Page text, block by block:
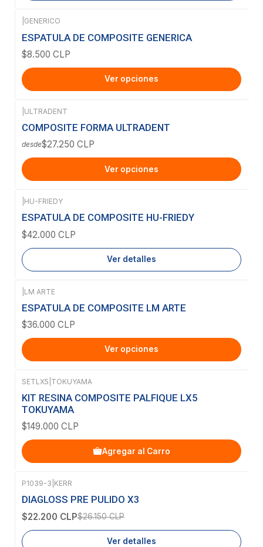
GENERICO
ESPATULA DE COMPOSITE GENERICA
$8.500 CLP
Ver opciones
ULTRADENT
COMPOSITE FORMA ULTRADENT
desde$27.250 CLP
Ver opciones
Agotado
HU-FRIEDY
ESPATULA DE COMPOSITE HU-FRIEDY
$42.000 CLP
Ver detalles
LM ARTE
ESPATULA DE COMPOSITE LM ARTE
$36.000 CLP
Ver opciones
SETLX5 TOKUYAMA
KIT RESINA COMPOSITE PALFIQUE LX5
TOKUYAMA
$149.000 CLP
Agregar al Carro
-15%OFF
Agotado
P1039-3 KERR
DIAGLOSS PRE PULIDO X3
$22.200 CLP$26.150 CLP
Ver detalles